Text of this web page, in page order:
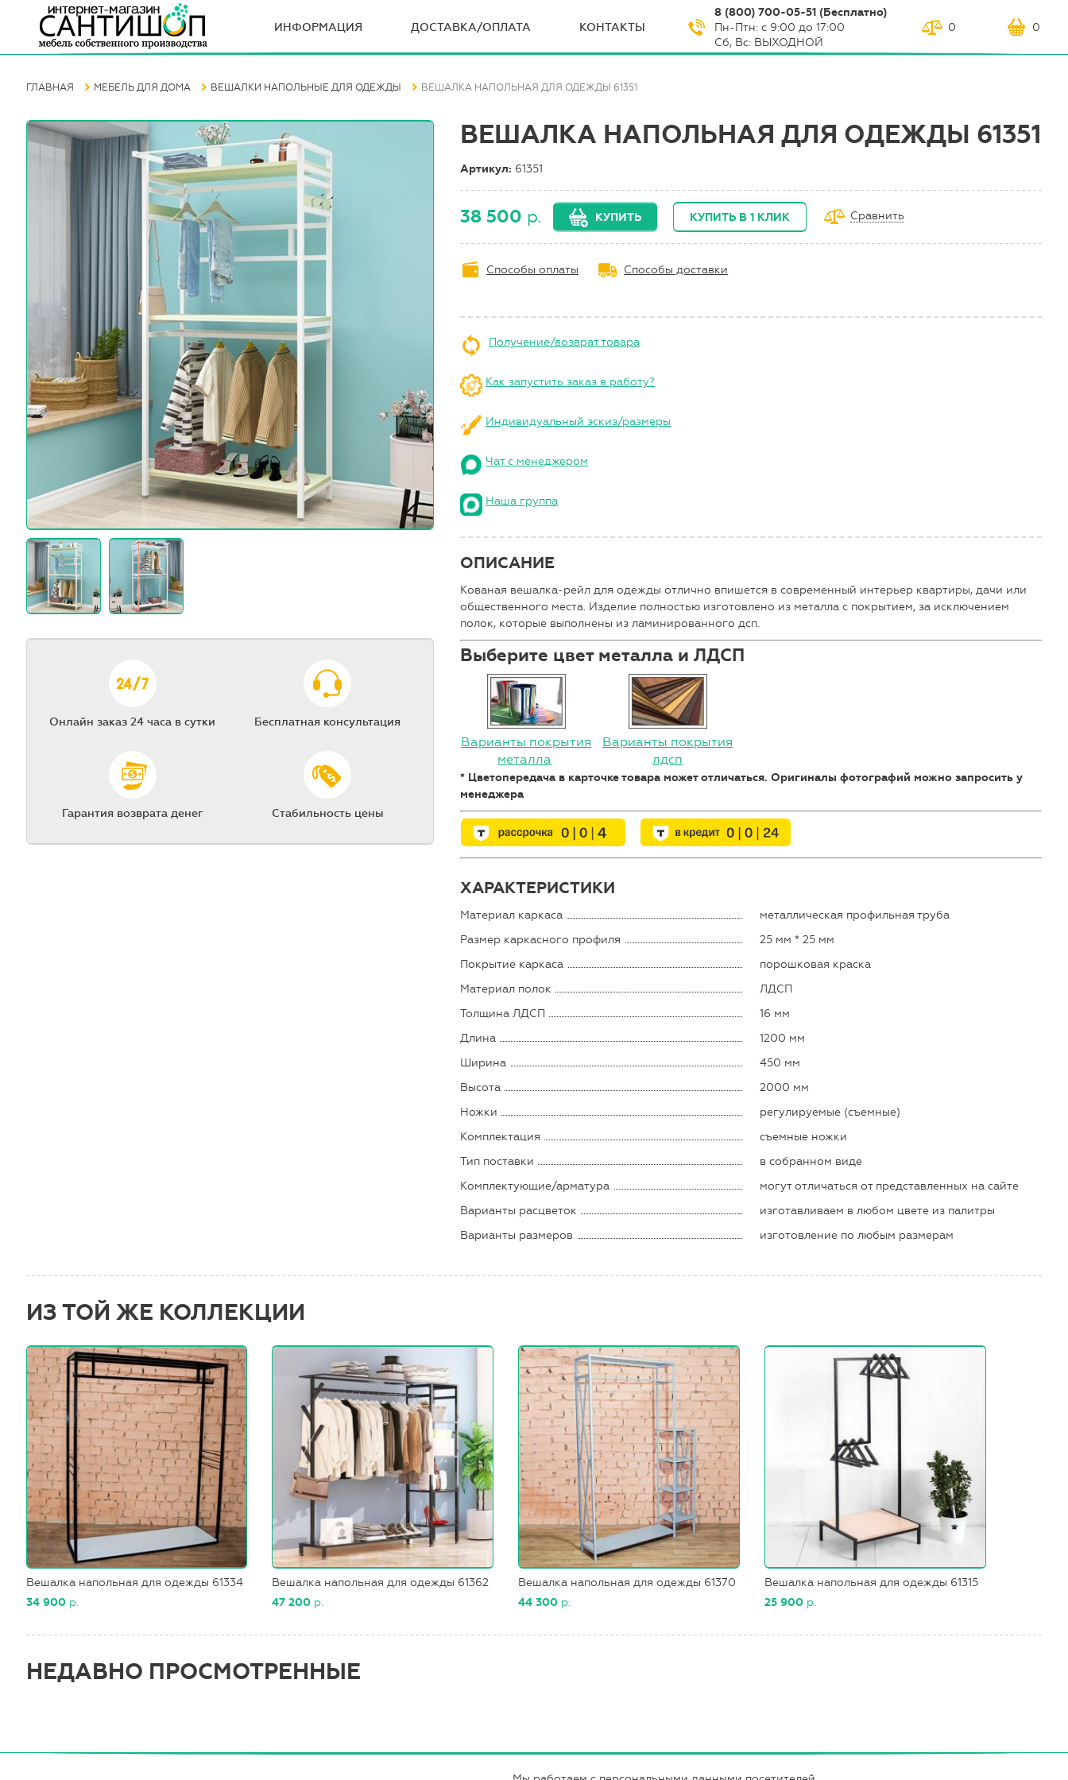
ИНФОРМАЦИЯ ДОСТАВКА/ОПЛАТА КОНТАКТЫ
8 (800) 700-05-51 (Бесплатно)
Пн-Птн: с 9:00 до 17:00
Сб, Вс: ВЫХОДНОЙ
0 0
ГЛАВНАЯ МЕБЕЛЬ ДЛЯ ДОМА ВЕШАЛКИ НАПОЛЬНЫЕ ДЛЯ ОДЕЖДЫ ВЕШАЛКА НАПОЛЬНАЯ ДЛЯ ОДЕЖДЫ 61351
Онлайн заказ 24 часа в сутки Бесплатная консультация
Гарантия возврата денег Стабильность цены
ВЕШАЛКА НАПОЛЬНАЯ ДЛЯ ОДЕЖДЫ 61351
Артикул: 61351
38 500 р. КУПИТЬ КУПИТЬ В 1 КЛИК Сравнить
Способы оплаты Способы доставки
Получение/возврат товара
Как запустить заказ в работу?
Индивидуальный эскиз/размеры
Чат с менеджером
Наша группа
ОПИСАНИЕ
Кованая вешалка-рейл для одежды отлично впишется в современный интерьер квартиры, дачи или
общественного места. Изделие полностью изготовлено из металла с покрытием, за исключением
полок, которые выполнены из ламинированного дсп.
Выберите цвет металла и ЛДСП
Варианты покрытия
металла
Варианты покрытия
лдсп
* Цветопередача в карточке товара может отличаться. Оригиналы фотографий можно запросить у
менеджера
ХАРАКТЕРИСТИКИ
Материал каркаса
металлическая профильная труба
Размер каркасного профиля
25 мм * 25 мм
Покрытие каркаса
порошковая краска
Материал полок
ЛДСП
Толщина ЛДСП
16 мм
Длина
1200 мм
Ширина
450 мм
Высота
2000 мм
Ножки
регулируемые (съемные)
Комплектация
съемные ножки
Тип поставки
в собранном виде
Комплектующие/арматура
могут отличаться от представленных на сайте
Варианты расцветок
изготавливаем в любом цвете из палитры
Варианты размеров
изготовление по любым размерам
ИЗ ТОЙ ЖЕ КОЛЛЕКЦИИ
Вешалка напольная для одежды 61334
34 900 р.
Вешалка напольная для одежды 61362
47 200 р.
Вешалка напольная для одежды 61370
44 300 р.
Вешалка напольная для одежды 61315
25 900 р.
НЕДАВНО ПРОСМОТРЕННЫЕ